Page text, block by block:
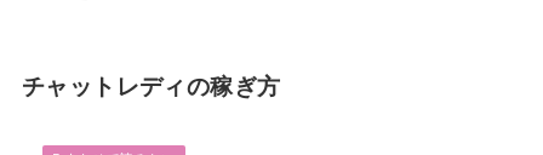
チャットレディの稼ぎ方